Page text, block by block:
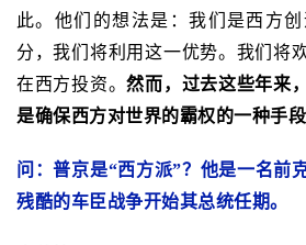
此。他们的想法是：我们是西方
分，我们将利用这一优势。我们将
在西方投资。然而，过去这些年来
是确保西方对世界的霸权的一种手段
问：普京是“西方派”？他是一名前
残酷的车臣战争开始其总统任期。